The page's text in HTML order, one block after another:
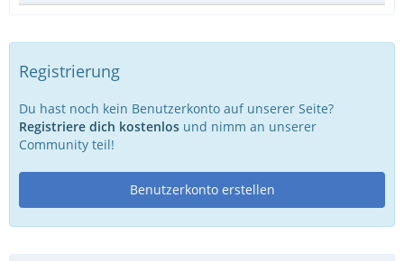
Registrierung
Du hast noch kein Benutzerkonto auf unserer Seite?
Registriere dich kostenlos und nimm an unserer
Community teil!
Benutzerkonto erstellen